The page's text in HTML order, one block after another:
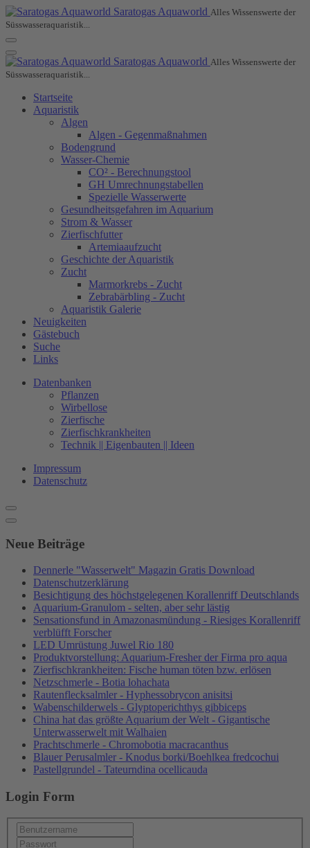
Saratogas Aquaworld Alles Wissenswerte der
Süsswasseraquaristik...
Saratogas Aquaworld Alles Wissenswerte der
Süsswasseraquaristik...
Startseite
Aquaristik
Algen
Algen - Gegenmaßnahmen
Bodengrund
Wasser-Chemie
CO² - Berechnungstool
GH Umrechnungstabellen
Spezielle Wasserwerte
Gesundheitsgefahren im Aquarium
Strom & Wasser
Zierfischfutter
Artemiaaufzucht
Geschichte der Aquaristik
Zucht
Marmorkrebs - Zucht
Zebrabärbling - Zucht
Aquaristik Galerie
Neuigkeiten
Gästebuch
Suche
Links
Datenbanken
Pflanzen
Wirbellose
Zierfische
Zierfischkrankheiten
Technik || Eigenbauten || Ideen
Impressum
Datenschutz
Neue Beiträge
Dennerle "Wasserwelt" Magazin Gratis Download
Datenschutzerklärung
Besichtigung des höchstgelegenen Korallenriff Deutschlands
Aquarium-Granulom - selten, aber sehr lästig
Sensationsfund in Amazonasmündung - Riesiges Korallenriff
verblüfft Forscher
LED Umrüstung Juwel Rio 180
Produktvorstellung: Aquarium-Fresher der Firma pro aqua
Zierfischkrankheiten: Fische human töten bzw. erlösen
Netzschmerle - Botia lohachata
Rautenflecksalmler - Hyphessobrycon anisitsi
Wabenschilderwels - Glyptoperichthys gibbiceps
China hat das größte Aquarium der Welt - Gigantische
Unterwasserwelt mit Walhaien
Prachtschmerle - Chromobotia macracanthus
Blauer Perusalmler - Knodus borki/Boehlkea fredcochui
Pastellgrundel - Tateurndina ocellicauda
Login Form